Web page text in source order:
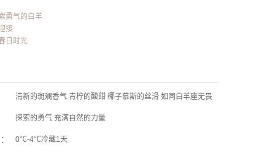
勇气的白羊
接
日时光
清新的斑斓香气 青柠的酸甜 椰子慕斯的丝滑 如同白羊座无畏
探索的勇气 充满自然的力量
0℃-4℃冷藏1天